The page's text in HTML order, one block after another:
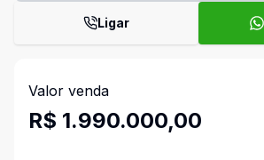
Ligar
Valor venda
R$ 1.990.000,00